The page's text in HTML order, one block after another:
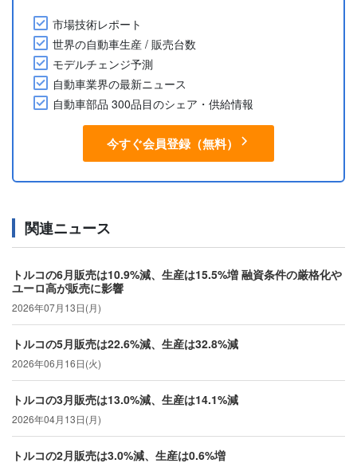
市場技術レポート
世界の自動車生産 / 販売台数
モデルチェンジ予測
自動車業界の最新ニュース
自動車部品 300品目のシェア・供給情報
今すぐ会員登録（無料）
関連ニュース
トルコの6月販売は10.9%減、生産は15.5%増 融資条件の厳格化や
ユーロ高が販売に影響
2026年07月13日(月)
トルコの5月販売は22.6%減、生産は32.8%減
2026年06月16日(火)
トルコの3月販売は13.0%減、生産は14.1%減
2026年04月13日(月)
トルコの2月販売は3.0%減、生産は0.6%増